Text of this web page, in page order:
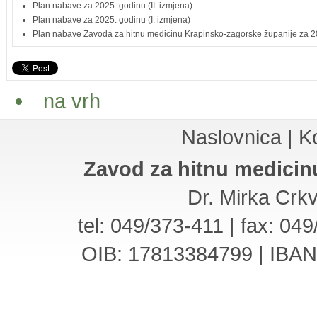
Plan nabave za 2025. godinu (II. izmjena)
Plan nabave za 2025. godinu (I. izmjena)
Plan nabave Zavoda za hitnu medicinu Krapinsko-zagorske županije za
na vrh
Naslovnica |
Zavod za hitnu
Dr. Mirka
tel: 049/373-411 | fax:
OIB: 17813384799 |